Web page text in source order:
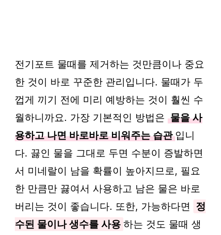
전기포트 물때를 제거하는 것만큼이나 중요
한 것이 바로 꾸준한 관리입니다. 물때가 두
껍게 끼기 전에 미리 예방하는 것이 훨씬 수
월하니까요. 가장 기본적인 방법은 물을 사
용하고 나면 바로바로 비워주는 습관 입니
다. 끓인 물을 그대로 두면 수분이 증발하면
서 미네랄이 남을 확률이 높아지므로, 필요
한 만큼만 끓여서 사용하고 남은 물은 바로
버리는 것이 좋습니다. 또한, 가능하다면
정
수된 물이나 생수를 사용 하는 것도 물때 생